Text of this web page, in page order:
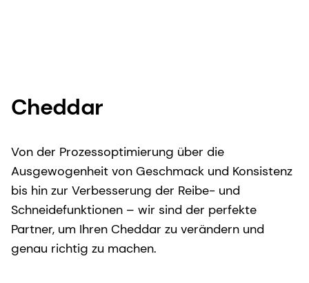
Cheddar
Von der Prozessoptimierung über die
Ausgewogenheit von Geschmack und Konsistenz
bis hin zur Verbesserung der Reibe- und
Schneidefunktionen – wir sind der perfekte
Partner, um Ihren Cheddar zu verändern und
genau richtig zu machen.